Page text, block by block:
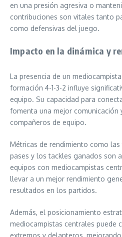
en una presión agresiva o
contribuciones son vitales tanto
como defensivas del juego.
Impacto en la dinámica y
La presencia de un
formación 4-1-3-2 influye
equipo. Su capacidad para
fomenta una mejor comunicación
compañeros de equipo.
Métricas de rendimiento como
pases y los tackles ganados son
equipos con mediocampistas
llevar a un mejor rendimiento
resultados en los partidos.
Además, el posicionamiento
mediocampistas centrales puede
extremos y delanteros,